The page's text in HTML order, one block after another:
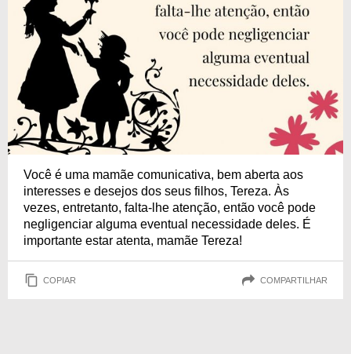
Você é uma mamãe comunicativa, bem aberta aos
interesses e desejos dos seus filhos, Tereza. Às
vezes, entretanto, falta-lhe atenção, então você pode
negligenciar alguma eventual necessidade deles. É
importante estar atenta, mamãe Tereza!
COPIAR COMPARTILHAR